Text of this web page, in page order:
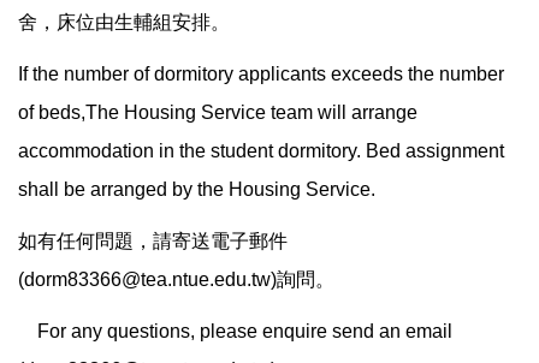
舍，床位由生輔組安排。
If the number of dormitory applicants exceeds the number
of beds,The Housing Service team will arrange
accommodation in the student dormitory. Bed assignment
shall be arranged by the Housing Service.
如有任何問題，請寄送電子郵件
(dorm83366@tea.ntue.edu.tw)詢問。
For any questions, please enquire send an email